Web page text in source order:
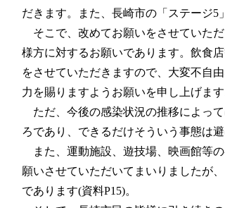
だきます。また、長崎市の「ステージ5
そこで、改めてお願いをさせていた
様方に対するお願いであります。飲食
をさせていただきますので、大変不自
力を賜りますようお願いを申し上げます
ただ、今後の感染状況の推移によっ
ろであり、できるだけそういう事態は
また、運動施設、遊技場、映画館等
願いさせていただいてまいりましたが
であります(資料P15)。